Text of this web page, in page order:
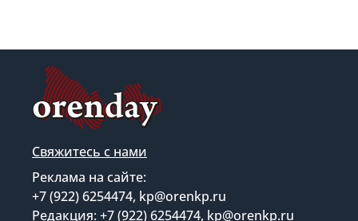
Свяжитесь с нами
Реклама на сайте:
+7 (922) 6254474, kp@orenkp.ru
Редакция: +7 (922) 6254474, kp@orenkp.ru